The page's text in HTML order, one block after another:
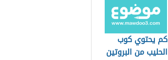
كم يحتوي كوب
الحليب من البروتين